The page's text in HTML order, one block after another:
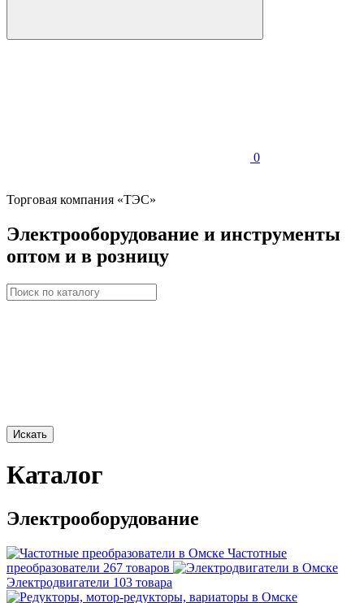
0
Торговая компания «ТЭС»
Электрооборудование и инструменты
оптом и в розницу
Искать
Каталог
Электрооборудование
Частотные
преобразователи 267 товаров
Электродвигатели 103 товара